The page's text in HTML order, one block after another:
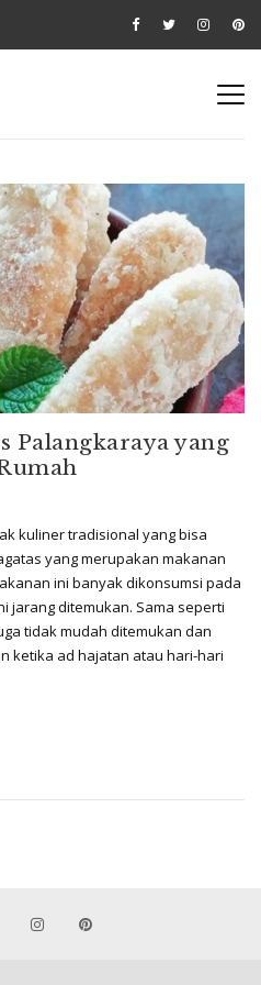
Palangkaraya yang
kuliner tradisional yang bisa
yang merupakan makanan
ini banyak dikonsumsi pada
jarang ditemukan. Sama seperti
tidak mudah ditemukan dan
ketika ad hajatan atau hari-hari